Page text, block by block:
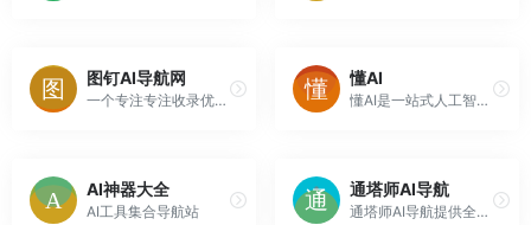
图钉AI导航网
一个专注专注收录优质上百款免费AI工具的导航网站，包括AI写作工具、AI绘画修图工具、AI视频音频工具、AI写代码编程工具、以及其他一些交流社区和开放平台，都经过了作者精心筛选，拿来就能用！除了AI产品的分享，网站内还包含了AI相关资讯以及AI使用教程。
懂AI
懂AI是一站式人工智能资源聚合平台，集合了众多AI工具，精心收录了广泛的AI相关网站，包括最新的AI研究成果、实用工具以及行业新闻。旨在为开发者、研究人员和AI技术爱好者提供最全面的AI学习资源、工具和最新科技资讯。无论是AI初学者还是资深开发者，都能在这里找到所需的信息和工具。
AI神器大全
AI工具集合导航站
通塔师AI导航
通塔师AI导航提供全网最全的AI人工智能工具网站推荐，帮助大家发现最新AI绘画，AI智能写作助手，AI聊天机器人，AI配音，AI音乐，AI换脸工具应用软件，让AI帮助你更高效的工作，学习。